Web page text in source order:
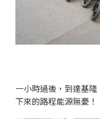
一小時過後，到達基
下來的路程能源無憂！